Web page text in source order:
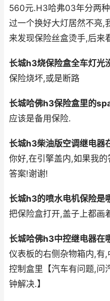
560元.H3哈弗03年分两
过一个换好大灯居然不亮,
来发现保险丝盒烫手,后来
长城h3烧保险盒全车灯光
保险烧坏,或是断路
长城哈佛h3保险盒里的
应该是备用保险.
长城h3柴油版空调继电器
你好,在引擎盖内,如果我
答案!谢谢!
长城h3的喷水电机保险是
把保险盒打开,盖子上都画
长城哈佛h3中控继电器在
仪表板的右侧杂物箱内,有
控制盒里【汽车有问题,问
钟解决.】